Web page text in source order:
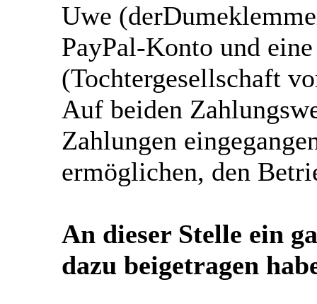
Uwe
PayPal-Konto und
(Tochtergesellschaft
Auf beiden
Zahlungen
ermöglichen, den
An dieser Stelle ein
dazu beigetragen